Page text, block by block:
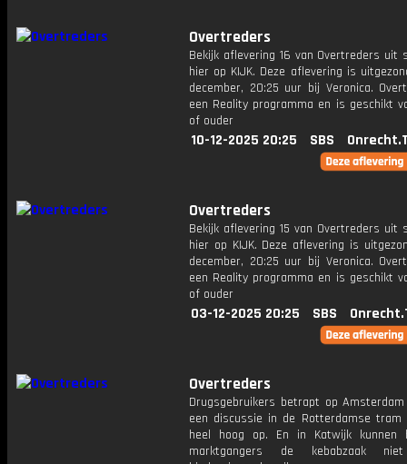
Overtreders
Bekijk aflevering 16 van Overtreders uit
hier op KIJK. Deze aflevering is
december, 20:25 uur bij Veronica.
een Reality programma en is geschikt
of ouder
10-12-2025 20:25 SBS
Overtreders
Bekijk aflevering 15 van Overtreders uit
hier op KIJK. Deze aflevering is
december, 20:25 uur bij Veronica.
een Reality programma en is geschikt
of ouder
03-12-2025 20:25 SBS
Overtreders
Drugsgebruikers betrapt op
een discussie in de Rotterdamse tram
heel hoog op. En in Katwijk kunnen
marktgangers de kebabzaak